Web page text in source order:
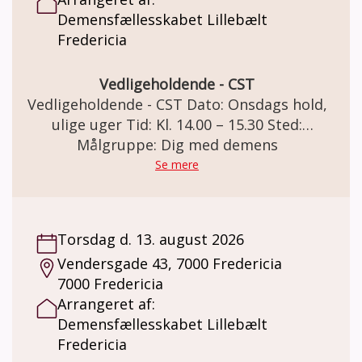
Demensfællesskabet Lillebælt
Fredericia
Vedligeholdende - CST
Vedligeholdende - CST Dato: Onsdags hold,
ulige uger Tid: Kl. 14.00 – 15.30 Sted:
Demensfællesskabet Lillebælt Vendersgade
43, 7000 Fredericia Vedligeholdende - CST
henholdsvis tirsdage, onsdage og fredage i
ulige uger. Deltagerne tilbydes et forløb i en
lukket gruppe i et ½ år ad gangen.
Vedligeholdende - CST sigter mod at
vedligeholde og styrke deltagernes kognitive
og sociale færdigheder. Nøgleprincipper
Målgruppe: Dig med demens
Se mere
Torsdag d. 13. august 2026
Vendersgade 43, 7000 Fredericia
7000 Fredericia
Arrangeret af:
Demensfællesskabet Lillebælt
Fredericia